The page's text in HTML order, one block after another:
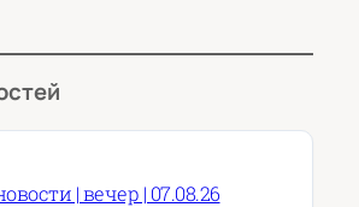
| вечер | 07.08.26